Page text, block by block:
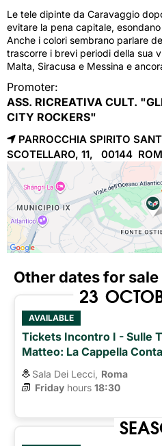
Le tele dipinte da Caravaggio
evitare la pena capitale, esondano
Anche i colori sembrano parlare
trascorre i brevi periodi della sua
Malta, Siracusa e Messina e
Promoter:
ASS. RICREATIVA CULT.
CITY ROCKERS"
PARROCCHIA SPIRITO
SCOTELLARO, 11, 00144
Other dates for sale
23
AVAILABLE
Tickets Incontro I - Sulle
Matteo: La Cappella
Sala Dei Lecci, Roma
Friday hours 18:30